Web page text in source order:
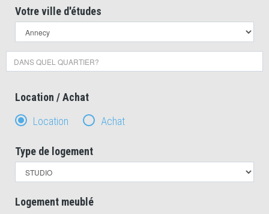
Votre ville d'études
Location / Achat
Location
Achat
Type de logement
Logement meublé